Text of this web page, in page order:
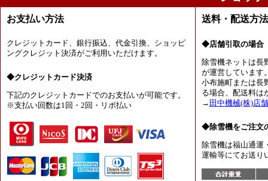
お支払い方法
クレジットカード、銀行振込、代金引換、ショッピ
ングクレジット決済がご利用いただけます。
◆クレジットカード決済
下記のクレジットカードでのお支払いが可能です。
※支払い回数は1回・2回・リボ払い
送料・配送方
◆店舗引取の場合
除雪機ネットは長
が運営しています
小布施町または長
る場合、配送料は
→ 田中機械(株)店
◆除雪機をご注文
除雪機は福山通運
運輸等にてお送り